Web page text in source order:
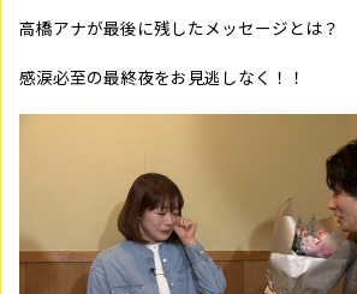
高橋アナが最後に残したメッセージとは？
感涙必至の最終夜をお見逃しなく！！